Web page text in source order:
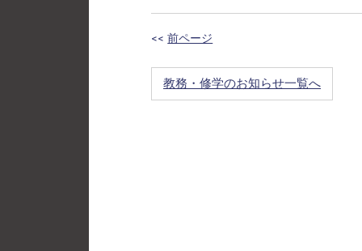
<< 前ページ
教務・修学のお知らせ一覧へ